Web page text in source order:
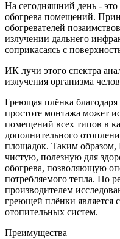
На сегодняшний день - это
обогрева помещений.
обогревателей
излучении дальнего
соприкасаясь с
ИК лучи этого спектра
излучения организма
Греющая плёнка
простоте монтажа может
помещений всех типов в
дополнительного
площадок. Таким образом,
чистую, полезную для
обогрева, позволяющую
потребляемого тепла. По
производителем
греющей плёнки является
отопительных систем.
Преимущества